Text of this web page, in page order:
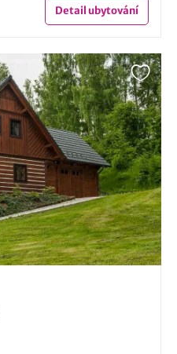
Detailubytování